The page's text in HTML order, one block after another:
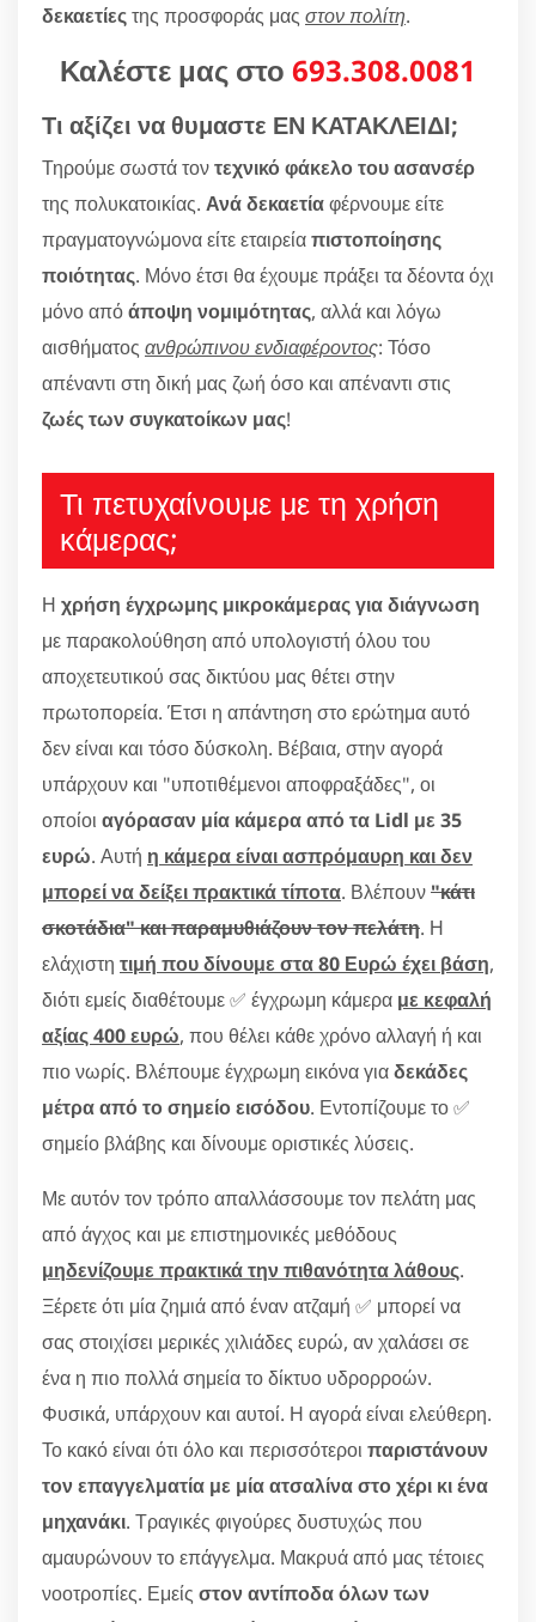
δεκαετίεςτης προσφοράς μας στον πολίτη.
Καλέστε μας στο 693.308.0081
Τι αξίζει να θυμαστε ΕΝ ΚΑΤΑΚΛΕΙΔΙ;
Τηρούμε σωστά τοντεχνικό φάκελο του ασανσέρ
της πολυκατοικίας. Ανά δεκαετίαφέρνουμε είτε
πραγματογνώμονα είτε εταιρείαπιστοποίησης
ποιότητας. Μόνο έτσι θα έχουμε πράξει τα δέοντα όχι
μόνο απόάποψη νομιμότητας, αλλά και λόγω
αισθήματος ανθρώπινου ενδιαφέροντος: Τόσο
απέναντι στη δική μας ζωή όσο και απέναντι στις
ζωές των συγκατοίκων μας!
Τι πετυχαίνουμε με τη χρήση
κάμερας;
Η χρήση έγχρωμης μικροκάμερας για διάγνωση
με παρακολούθηση από υπολογιστή όλου του
αποχετευτικού σας δικτύου μας θέτει στην
πρωτοπορεία. Έτσι η απάντηση στο ερώτημα αυτό
δεν είναι και τόσο δύσκολη. Βέβαια, στην αγορά
υπάρχουν και "υποτιθέμενοι αποφραξάδες", οι
οποίοι αγόρασαν μία κάμερα από τα Lidl με 35
ευρώ. Αυτή η κάμερα είναι ασπρόμαυρη και δεν
μπορεί να δείξει πρακτικά τίποτα. Βλέπουν"κάτι
σκοτάδια" και παραμυθιάζουν τον πελάτη. Η
ελάχιστη τιμή που δίνουμε στα 80 Ευρώ έχει βάση,
διότι εμείς διαθέτουμε ✅ έγχρωμη κάμερα με κεφαλή
αξίας 400 ευρώ, που θέλει κάθε χρόνο αλλαγή ή και
πιο νωρίς. Βλέπουμε έγχρωμη εικόνα γιαδεκάδες
μέτρα από το σημείο εισόδου. Εντοπίζουμε το ✅
σημείο βλάβης και δίνουμε οριστικές λύσεις.
Με αυτόν τον τρόπο απαλλάσσουμε τον πελάτη μας
από άγχος και με επιστημονικές μεθόδους
μηδενίζουμε πρακτικά την πιθανότητα λάθους.
Ξέρετε ότι μία ζημιά από έναν ατζαμή ✅ μπορεί να
σας στοιχίσει μερικές χιλιάδες ευρώ, αν χαλάσει σε
ένα η πιο πολλά σημεία το δίκτυο υδρορροών.
Φυσικά, υπάρχουν και αυτοί. Η αγορά είναι ελεύθερη.
Το κακό είναι ότι όλο και περισσότεροι παριστάνουν
τον επαγγελματία με μία ατσαλίνα στο χέρι κι ένα
μηχανάκι. Τραγικές φιγούρες δυστυχώς που
αμαυρώνουν το επάγγελμα. Μακρυά από μας τέτοιες
νοοτροπίες. Εμείς στον αντίποδα όλων των